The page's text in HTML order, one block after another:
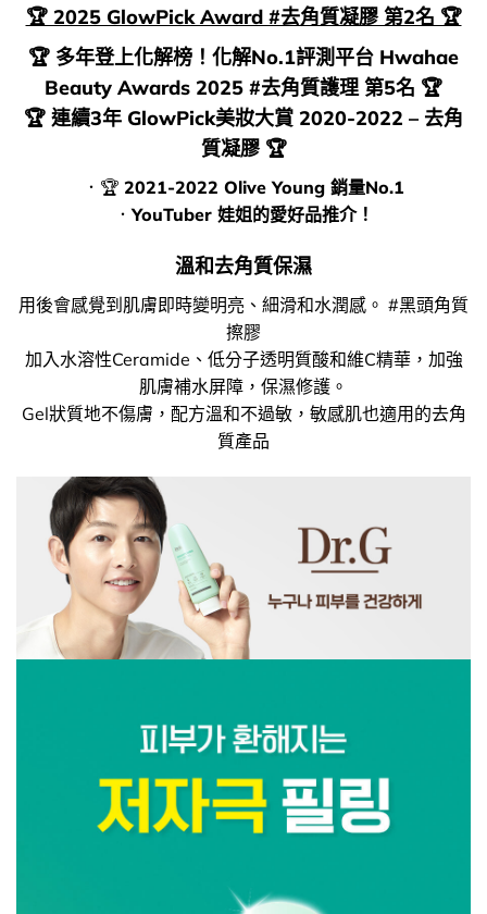
🏆 2025 GlowPick Award #去角質凝膠 第2名 🏆
🏆 多年登上化解榜！化解No.1評測平台 Hwahae
Beauty Awards 2025 #去角質護理 第5名 🏆
🏆 連續3年 GlowPick美妝大賞 2020-2022 – 去角
質凝膠🏆
．🏆 2021-2022 Olive Young 銷量No.1
．YouTuber 娃姐的愛好品推介！
溫和去角質保濕
用後會感覺到肌膚即時變明亮、細滑和水潤感。 #黑頭角質
擦膠
加入水溶性Ceramide、低分子透明質酸和維C精華，加強
肌膚補水屏障，保濕修護。
Gel狀質地不傷膚，配方溫和不過敏，敏感肌也適用的去角
質產品